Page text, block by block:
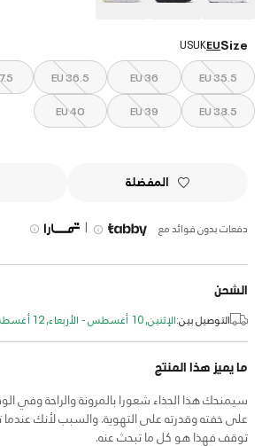
Size
EU
UK
US
EU 35.5
EU 36
EU 36.5
EU 38.5
EU 39
EU 40
المفضلة
دفعات بدون فوائد مع |
الشحن
التوصيل بين:الإثنين, 10 أغسطس - الأربعاء, 12 أغسطس
ما يميز هذا المنتج
سيمنحك هذا الحذاء شعورا بالمرونة والراحة وفي
على خفته وقدرته على التهوية. والسبب لأنك
توقف فهذا هو كل ما تبحث عنه.